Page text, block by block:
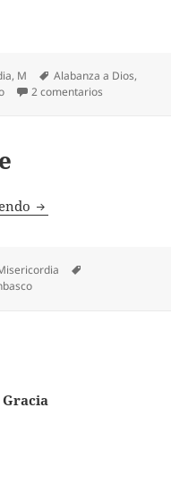
, M Etiquetas
Alabanza a Dios,
2 comentarios
Gracia Admirable